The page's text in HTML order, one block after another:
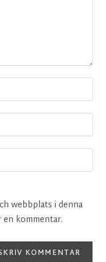
webbplats i denna
kommentar.